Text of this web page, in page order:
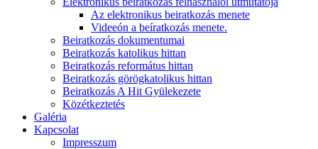
Az elektronikus beiratkozás menete
Videeón a beíratkozás menete.
Beiratkozás dokumentumai
Beiratkozás katolikus hittan
Beiratkozás református hittan
Beiratkozás görögkatolikus hittan
Beiratkozás A Hit Gyülekezete
Közétkeztetés
Galéria
Kapcsolat
Impresszum